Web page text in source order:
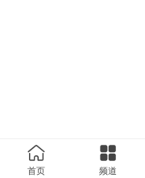
首页 频道